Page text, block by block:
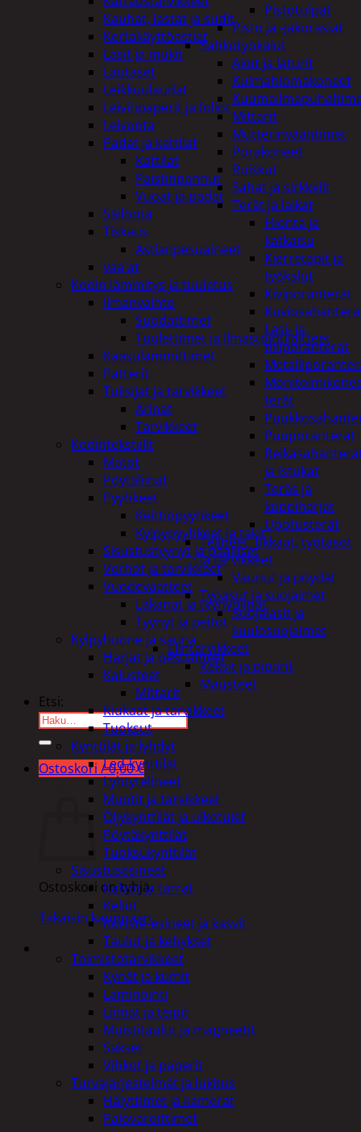
Pistotulpat
Pisto ja -jakorasiat
Sähkötyökalut
Akut ja laturit
Kulmahiomakoneet
Mittarit
Mutterinvääntimet
Porakoneet
Ruiskut
Sahat ja sirkkelit
Terät ja laikat
Hionta ja
katkaisu
Kierretapit ja
työkalut
Kiviporanterät
Kuviosahanterä
Lasi- ja
tiiliporanterät
terät
Puuporanterät
ja istukat
Teräs ja
kuppiharjat
Upotusterät
Telineet, tikkaat, työtasot
ja tarvikkeet
Vaunut ja pöydät
Työasut ja suojaimet
Suojalasit ja
kuulosuojaimet
Elintarvikkeet
Keksit ja piparit
Mausteet
Etsi:
Ostoskori /0,00€
Ostoskori on tyhjä.
Takaisin kauppaan
Kauhat, lastat ja sudit
Kertakäyttöastiat
Lasit ja mukit
Lautaset
Leikkuulaudat
Leivinpaperit ja foliot
Leivonta
Padat ja kattilat
Kattilat
Paistinpannut
Vuoat ja padat
Säilöntä
Tiskaus
Astianpesuaineet
vaa'at
Kodin lämmitys ja tuuletus
Ilmanvaihto
Suodattimet
Tuulettimet ja Ilmastointilaitteet
Kaasulämmittimet
Patterit
Tulisijat ja tarvikkeet
Arinat
Tarvikkeet
Kodintekstiilit
Matot
Pöytäliinat
Pyyhkeet
Keittiöpyyhkeet
Kylpypyyhkeet ja takit
Sisustustyynyt ja päälliset
Verhot ja tarvikkeet
Vuodevaatteet
Lakanat ja tyynynlinat
Tyynyt ja peitot
Kylpyhuone ja sauna
Harjat ja pesuaineet
Kalusteet
Mittarit
Kiukaat ja tarvikkeet
Tuoksut
Kynttilät ja lyhdyt
Led-kynttilät
Lyhtytelineet
Muotit ja tarvikkeet
Öljykynttilät ja ulkotulet
Pöytäkynttilät
Tuoksukynttilät
Sisustusesineet
Kalvot ja tarrat
Kellot
Koriste-esineet ja kasvit
Taulut ja kehykset
Toimistotarvikkeet
Kynät ja kumit
Laminointi
Liimat ja teipit
Muistitaulut ja magneetit
Sakset
Vihkot ja paperit
Turvajärjestelmät ja lukitus
Hälyttimet ja kamerat
Palovaroittimet